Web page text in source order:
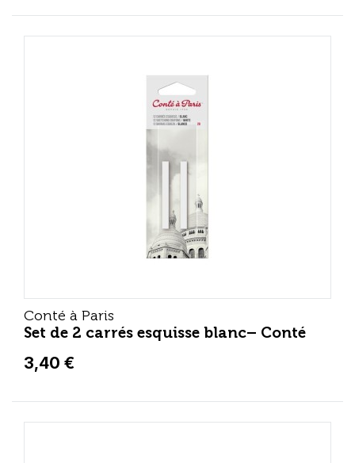
Conté à Paris
Set de 2 carrés esquisse blanc– Conté
3,40 €